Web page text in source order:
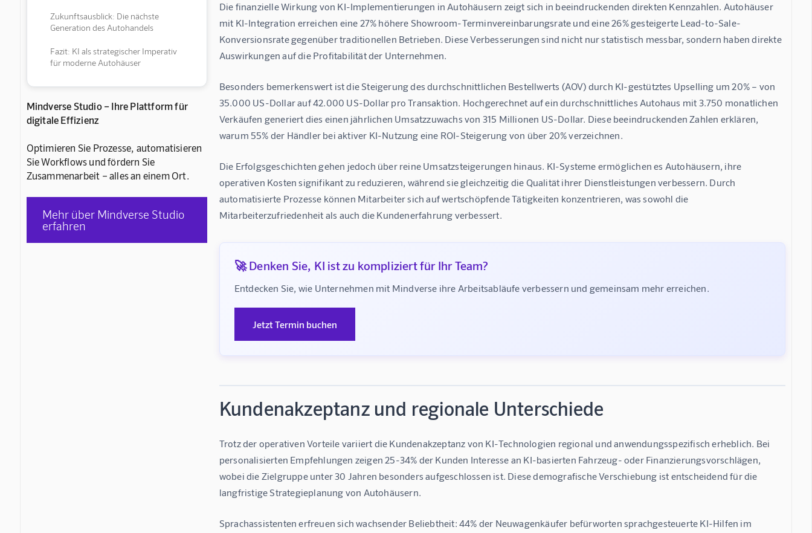
Zukunftsausblick: Die nächste
Generation des Autohandels
Fazit: KI als strategischer Imperativ
für moderne Autohäuser
Mindverse Studio – Ihre Plattform für
digitale Effizienz
Optimieren Sie Prozesse, automatisieren
Sie Workflows und fördern Sie
Zusammenarbeit – alles an einem Ort.
Mehr über Mindverse Studio
erfahren
Die finanzielle Wirkung von KI-Implementierungen in Autohäusern zeigt sich in beeindruckenden direkten Kennzahlen. Autohäuser
mit KI-Integration erreichen eine 27% höhere Showroom-Terminvereinbarungsrate und eine 26% gesteigerte Lead-to-Sale-
Konversionsrate gegenüber traditionellen Betrieben. Diese Verbesserungen sind nicht nur statistisch messbar, sondern haben direkte
Auswirkungen auf die Profitabilität der Unternehmen.
Besonders bemerkenswert ist die Steigerung des durchschnittlichen Bestellwerts (AOV) durch KI-gestütztes Upselling um 20% – von
35.000 US-Dollar auf 42.000 US-Dollar pro Transaktion. Hochgerechnet auf ein durchschnittliches Autohaus mit 3.750 monatlichen
Verkäufen generiert dies einen jährlichen Umsatzzuwachs von 315 Millionen US-Dollar. Diese beeindruckenden Zahlen erklären,
warum 55% der Händler bei aktiver KI-Nutzung eine ROI-Steigerung von über 20% verzeichnen.
Die Erfolgsgeschichten gehen jedoch über reine Umsatzsteigerungen hinaus. KI-Systeme ermöglichen es Autohäusern, ihre
operativen Kosten signifikant zu reduzieren, während sie gleichzeitig die Qualität ihrer Dienstleistungen verbessern. Durch
automatisierte Prozesse können Mitarbeiter sich auf wertschöpfende Tätigkeiten konzentrieren, was sowohl die
Mitarbeiterzufriedenheit als auch die Kundenerfahrung verbessert.
🚀 Denken Sie, KI ist zu kompliziert für Ihr Team?
Entdecken Sie, wie Unternehmen mit Mindverse ihre Arbeitsabläufe verbessern und gemeinsam mehr erreichen.
Jetzt Termin buchen
Kundenakzeptanz und regionale Unterschiede
Trotz der operativen Vorteile variiert die Kundenakzeptanz von KI-Technologien regional und anwendungsspezifisch erheblich. Bei
personalisierten Empfehlungen zeigen 25-34% der Kunden Interesse an KI-basierten Fahrzeug- oder Finanzierungsvorschlägen,
wobei die Zielgruppe unter 30 Jahren besonders aufgeschlossen ist. Diese demografische Verschiebung ist entscheidend für die
langfristige Strategieplanung von Autohäusern.
Sprachassistenten erfreuen sich wachsender Beliebtheit: 44% der Neuwagenkäufer befürworten sprachgesteuerte KI-Hilfen im